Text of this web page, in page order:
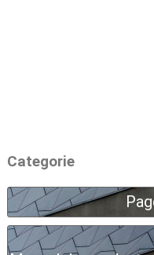
Categorie